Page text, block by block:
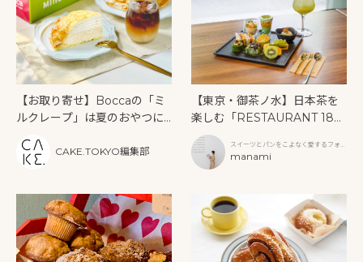
【お取り寄せ】Boccaの「ミ
ルクレープ」は夏のおやつに
CAKE.TOKYO編集部
【東京・御茶ノ水】日本茶を
楽しむ「RESTAURANT 189
9 OCHANOMIZU」の抹茶ア
フタヌーンティーと新作クリ
ームソーダ
スイーツとパンをこよなく愛するフォト
グラファー
manami